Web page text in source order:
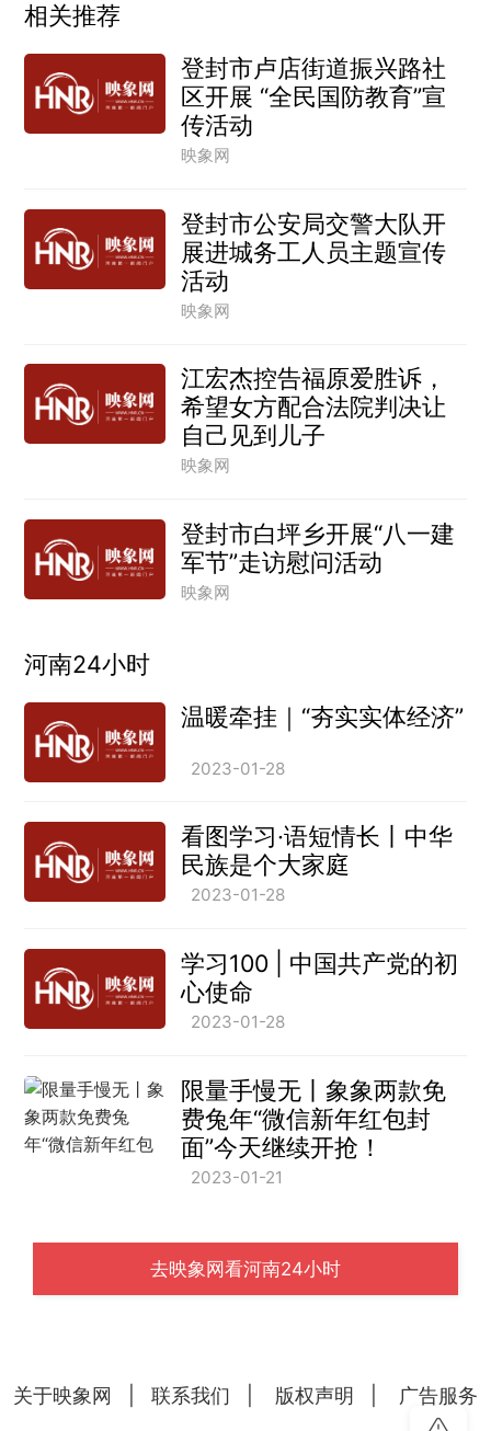
相关推荐
登封市卢店街道振兴路社
区开展 “全民国防教育”宣
传活动
映象网
登封市公安局交警大队开
展进城务工人员主题宣传
活动
映象网
江宏杰控告福原爱胜诉，
希望女方配合法院判决让
自己见到儿子
映象网
登封市白坪乡开展“八一建
军节”走访慰问活动
映象网
河南24小时
温暖牵挂｜“夯实实体经济”
2023-01-28
看图学习·语短情长丨中华
民族是个大家庭
2023-01-28
学习100 | 中国共产党的初
心使命
2023-01-28
限量手慢无丨象象两款免
费兔年“微信新年红包封
面”今天继续开抢！
2023-01-21
去映象网看河南24小时
关于映象网 联系我们 版权声明 广告服务